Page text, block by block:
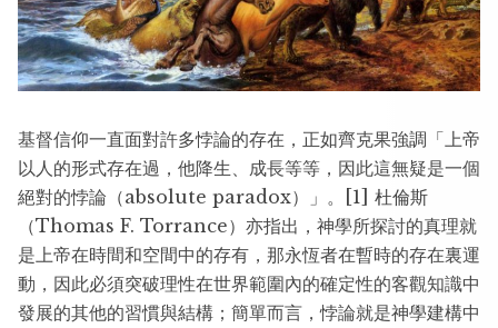
基督信仰一直面對許多悖論的存在，正如齊克果強調「上帝
以人的形式存在過，他降生、成長等等，因此這無疑是一個
絕對的悖論（absolute paradox）」。[1] 杜倫斯
（Thomas F. Torrance）亦指出，神學所探討的真理就
是上帝在時間和空間中的存有，那永恆者在暫時的存在裏運
動，因此必須突破理性在世界範圍內的確定性的客觀知識中
發展的其他的習慣與結構；簡單而言，悖論就是神學建構中